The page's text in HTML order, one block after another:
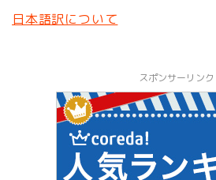
日本語訳について
スポンサーリンク